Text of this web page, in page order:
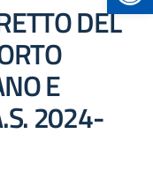
DEL
E
2024-